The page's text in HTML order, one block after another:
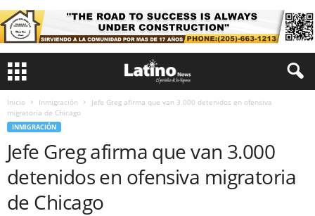
Inicio Inmigración
Jefe Greg afirma que van 3.000 detenidos en ofensiva
migratoria de Chicago
INMIGRACIÓN
Jefe Greg afirma que van 3.000
detenidos en ofensiva migratoria
de Chicago